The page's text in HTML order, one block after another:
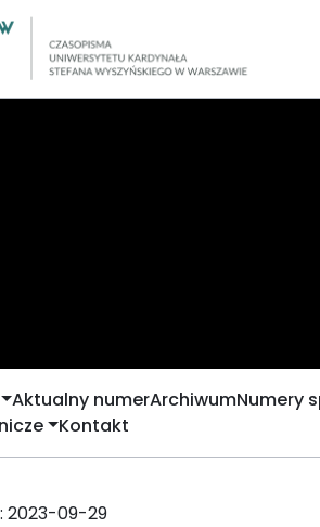
Aktualny numerArchiwumNumery
Kontakt
2023-09-29